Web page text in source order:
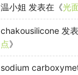
温小姐 发表在《光
chakousilicone 发
点》
sodium